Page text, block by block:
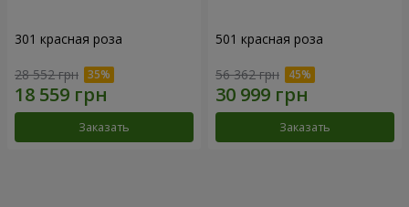
301 красная роза
28 552 грн
Заказать
501 красная роза
56 362 грн
Заказать